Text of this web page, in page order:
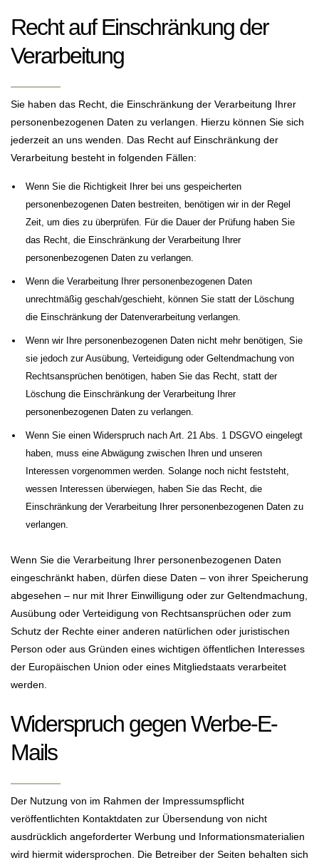
Recht auf Einschränkung der
Verarbeitung
Sie haben das Recht, die Einschränkung der Verarbeitung Ihrer
personenbezogenen Daten zu verlangen. Hierzu können Sie sich
jederzeit an uns wenden. Das Recht auf Einschränkung der
Verarbeitung besteht in folgenden Fällen:
Wenn Sie die Richtigkeit Ihrer bei uns gespeicherten
personenbezogenen Daten bestreiten, benötigen wir in der Regel
Zeit, um dies zu überprüfen. Für die Dauer der Prüfung haben Sie
das Recht, die Einschränkung der Verarbeitung Ihrer
personenbezogenen Daten zu verlangen.
Wenn die Verarbeitung Ihrer personenbezogenen Daten
unrechtmäßig geschah/geschieht, können Sie statt der Löschung
die Einschränkung der Datenverarbeitung verlangen.
Wenn wir Ihre personenbezogenen Daten nicht mehr benötigen, Sie
sie jedoch zur Ausübung, Verteidigung oder Geltendmachung von
Rechtsansprüchen benötigen, haben Sie das Recht, statt der
Löschung die Einschränkung der Verarbeitung Ihrer
personenbezogenen Daten zu verlangen.
Wenn Sie einen Widerspruch nach Art. 21 Abs. 1 DSGVO eingelegt
haben, muss eine Abwägung zwischen Ihren und unseren
Interessen vorgenommen werden. Solange noch nicht feststeht,
wessen Interessen überwiegen, haben Sie das Recht, die
Einschränkung der Verarbeitung Ihrer personenbezogenen Daten zu
verlangen.
Wenn Sie die Verarbeitung Ihrer personenbezogenen Daten
eingeschränkt haben, dürfen diese Daten – von ihrer Speicherung
abgesehen – nur mit Ihrer Einwilligung oder zur Geltendmachung,
Ausübung oder Verteidigung von Rechtsansprüchen oder zum
Schutz der Rechte einer anderen natürlichen oder juristischen
Person oder aus Gründen eines wichtigen öffentlichen Interesses
der Europäischen Union oder eines Mitgliedstaats verarbeitet
werden.
Widerspruch gegen Werbe-E-
Mails
Der Nutzung von im Rahmen der Impressumspflicht
veröffentlichten Kontaktdaten zur Übersendung von nicht
ausdrücklich angeforderter Werbung und Informationsmaterialien
wird hiermit widersprochen. Die Betreiber der Seiten behalten sich